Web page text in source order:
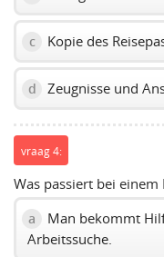
c Kopie des
d Zeugnisse und
vraag 4:
Was passiert bei einem
a
Man bekommt
Arbeitssuche.